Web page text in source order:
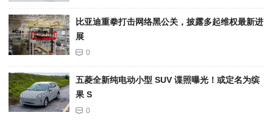
比亚迪重拳打击网络黑公关，披露多起维权最新进
展
0
五菱全新纯电动小型 SUV 谍照曝光！或定名为缤
果 S
0